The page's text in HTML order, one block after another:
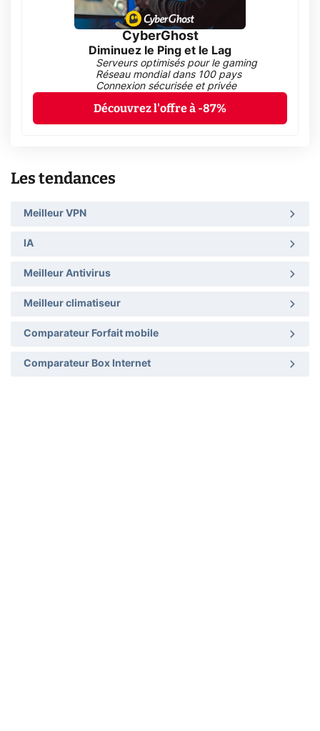
CyberGhost
Diminuez le Ping et le Lag
Serveurs optimisés pour le gaming
Réseau mondial dans 100 pays
Connexion sécurisée et privée
Découvrez l'offre à -87%
Les tendances
Meilleur VPN
IA
Meilleur Antivirus
Meilleur climatiseur
Comparateur Forfait mobile
Comparateur Box Internet